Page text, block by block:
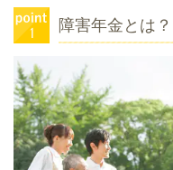
障害年金とは？